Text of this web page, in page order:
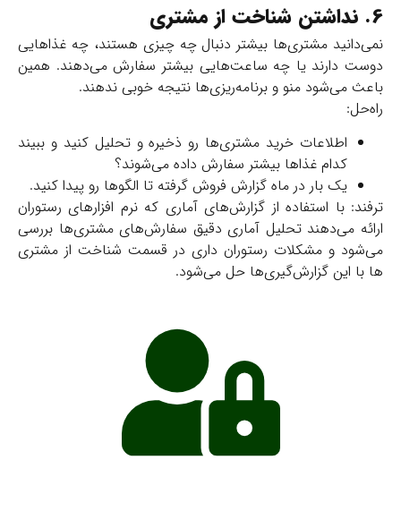
6. نداشتن شناخت از مشتری
نمی‌دانید مشتری‌ها بیشتر دنبال چه چیزی هستند، چه غذاهایی
دوست دارند یا چه ساعت‌هایی بیشتر سفارش می‌دهند. همین
باعث می‌شود منو و برنامه‌ریزی‌ها نتیجه خوبی ندهند.
راه‌حل:
اطلاعات خرید مشتری‌ها رو ذخیره و تحلیل کنید و ببیند
کدام غذاها بیشتر سفارش داده می‌شوند؟
یک بار در ماه گزارش فروش گرفته تا الگوها رو پیدا کنید.
ترفند:با استفاده از گزارش‌های آماری که نرم افزارهای رستوران
ارائه می‌دهند تحلیل آماری دقیق سفارش‌های مشتری‌ها بررسی
می‌شود و مشکلات رستوران داری در قسمت شناخت از مشتری
ها با این گزارش‌گیری‌ها حل می‌شود.